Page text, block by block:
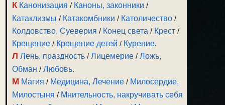
К Канонизация / Каноны, законники /
Катаклизмы / Катакомбники / Католичество /
Колдовство, Суеверия / Конец света / Крест /
Крещение / Крещение детей / Курение.
Л Лень, праздность /Лицемерие /Ложь,
Обман /Любовь.
М Магия / Медицина, Лечение / Милосердие,
Милостыня / Мнительность, накручивать себя